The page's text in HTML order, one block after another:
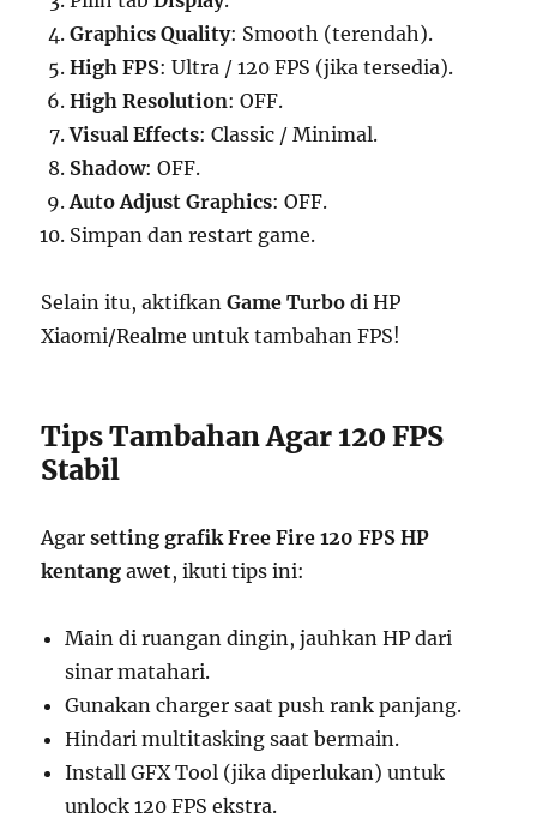
Graphics Quality: Smooth (terendah).
High FPS: Ultra / 120 FPS (jika tersedia).
High Resolution: OFF.
Visual Effects: Classic / Minimal.
Shadow: OFF.
Auto Adjust Graphics: OFF.
Simpan dan restart game.
Selain itu, aktifkanGame Turbo di HP
Xiaomi/Realme untuk tambahan FPS!
Tips Tambahan Agar 120 FPS
Stabil
Agarsetting grafik Free Fire 120 FPS HP
kentang awet, ikuti tips ini:
Main di ruangan dingin, jauhkan HP dari
sinar matahari.
Gunakan charger saat push rank panjang.
Hindari multitasking saat bermain.
Install GFX Tool (jika diperlukan) untuk
unlock 120 FPS ekstra.